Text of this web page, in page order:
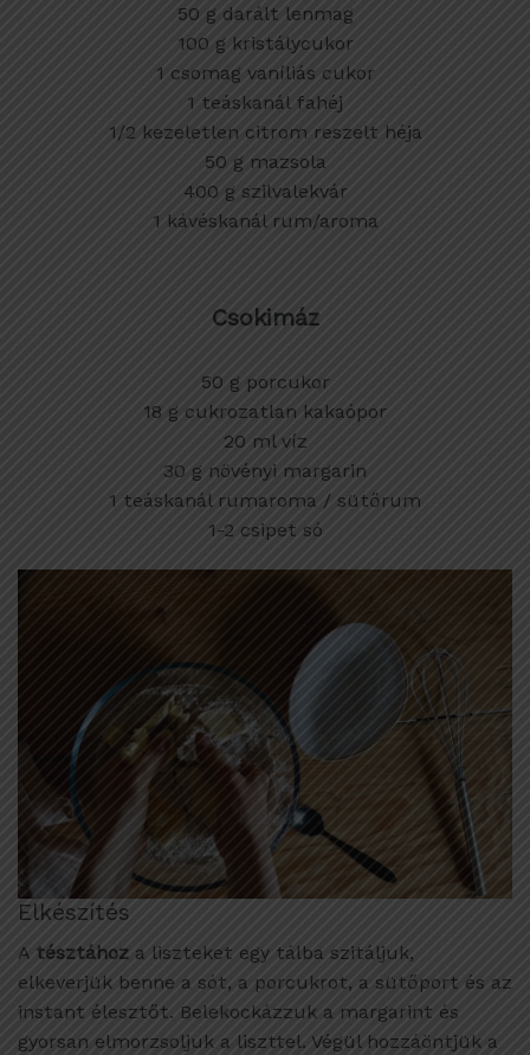
50 g darált lenmag
100 g kristálycukor
1 csomag vaníliás cukor
1 teáskanál fahéj
1/2 kezeletlen citrom reszelt héja
50 g mazsola
400 g szilvalekvár
1 kávéskanál rum/aroma
Csokimáz
50 g porcukor
18 g cukrozatlan kakaópor
20 ml víz
30 g növényi margarin
1 teáskanál rumaroma / sütőrum
1-2 csipet só
Elkészítés
A tésztához a liszteket egy tálba szitáljuk,
elkeverjük benne a sót, a porcukrot, a sütőport és az
instant élesztőt. Belekockázzuk a margarint és
gyorsan elmorzsoljuk a liszttel. Végül hozzáöntjük a